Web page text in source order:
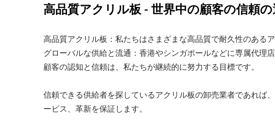
高品質アクリル板 - 世界中の顧客の信頼
高品質アクリル板：私たちはさまざまな高品質で耐久性のある
グローバルな供給と流通：香港やシンガポールなどに専属代理
顧客の認知と信頼は、私たちが継続的に努力する目標です。
信頼できる供給者を探しているアクリル板の卸売業者であれば
ービス、革新を保証します。